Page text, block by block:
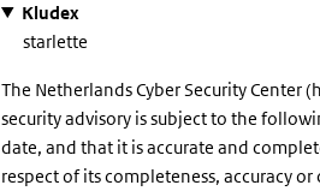
Kludex
starlette
The Netherlands Cyber Security Center
security advisory is subject to the
date, and that it is accurate and
respect of its completeness, accuracy